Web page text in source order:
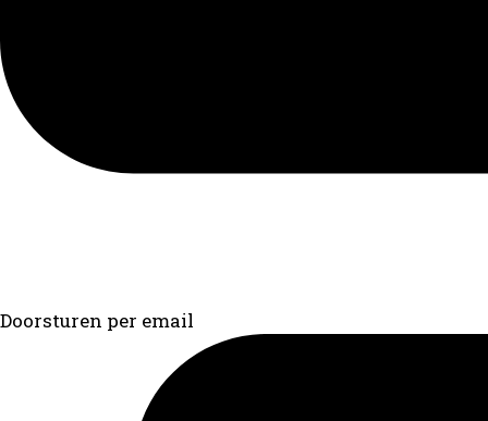
Doorsturen per email